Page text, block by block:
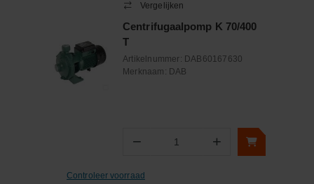
Vergelijken
Centrifugaalpomp K 70/400
T
Artikelnummer: DAB60167630
Merknaam: DAB
− Aantal +
Controleer voorraad